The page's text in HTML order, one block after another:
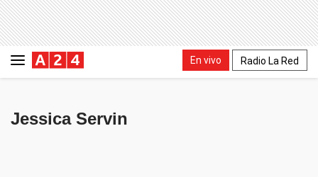
En vivo Radio La Red
Jessica Servin